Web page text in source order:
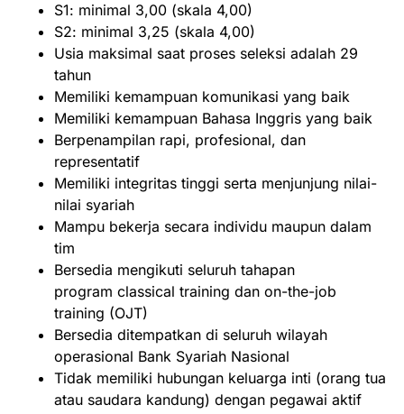
S1: minimal 3,00 (skala 4,00)
S2: minimal 3,25 (skala 4,00)
Usia maksimal saat proses seleksi adalah 29
tahun
Memiliki kemampuan komunikasi yang baik
Memiliki kemampuan Bahasa Inggris yang baik
Berpenampilan rapi, profesional, dan
representatif
Memiliki integritas tinggi serta menjunjung nilai-
nilai syariah
Mampu bekerja secara individu maupun dalam
tim
Bersedia mengikuti seluruh tahapan
program classical training dan on-the-job
training (OJT)
Bersedia ditempatkan di seluruh wilayah
operasional Bank Syariah Nasional
Tidak memiliki hubungan keluarga inti (orang tua
atau saudara kandung) dengan pegawai aktif